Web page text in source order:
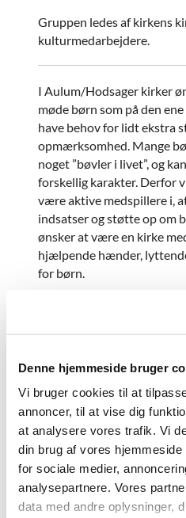
Denne hjemmeside bruger
Vi bruger cookies til at
annoncer, til at vise dig
at analysere vores trafik. Vi
din brug af vores
for sociale medier,
analysepartnere. Vores
data med andre oplysninger,
Gruppen ledes af kirkens
kulturmedarbejdere.
I Aulum/Hodsager kirker
møde børn som på den
have behov for lidt ekstra
opmærksomhed. Mange
noget ”bøvler i livet”, og
forskellig karakter. Derfor
være aktive medspillere i,
indsatser og støtte op om
ønsker at være en kirke
hjælpende hænder,
for børn.
I trivselsgruppen har vi
se indad og kigge på
ønsker at de skal få øje på
finde ud af hvordan de
Vi kigger også på hvad det
udfordrer den enkelte –
redskaber og
I trivselsgruppen skal man
udfordringer for at være
motiveret for at arbejde